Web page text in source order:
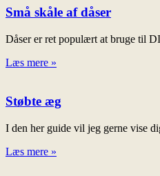
Små skåle af dåser
Dåser er ret populært at bruge til
Læs mere »
Støbte æg
I den her guide vil jeg gerne vise
Læs mere »